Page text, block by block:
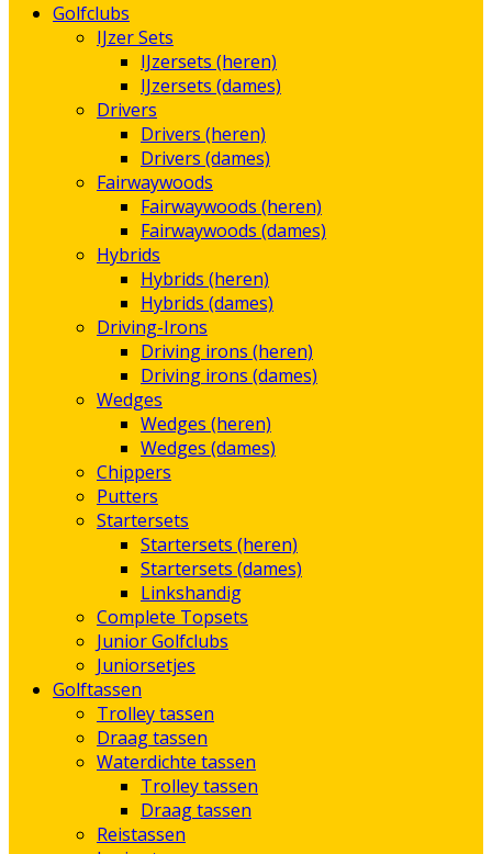
Golfclubs
IJzer Sets
IJzersets (heren)
IJzersets (dames)
Drivers
Drivers (heren)
Drivers (dames)
Fairwaywoods
Fairwaywoods (heren)
Fairwaywoods (dames)
Hybrids
Hybrids (heren)
Hybrids (dames)
Driving-Irons
Driving irons (heren)
Driving irons (dames)
Wedges
Wedges (heren)
Wedges (dames)
Chippers
Putters
Startersets
Startersets (heren)
Startersets (dames)
Linkshandig
Complete Topsets
Junior Golfclubs
Juniorsetjes
Golftassen
Trolley tassen
Draag tassen
Waterdichte tassen
Trolley tassen
Draag tassen
Reistassen